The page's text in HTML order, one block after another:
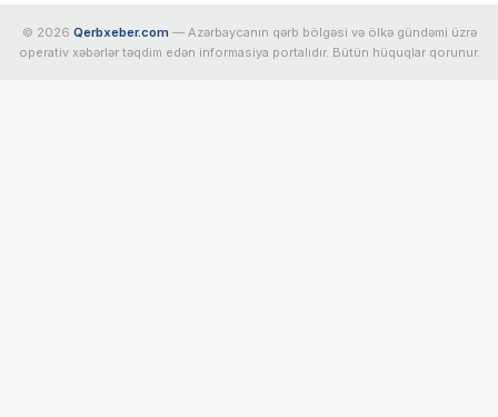
© 2026 Qerbxeber.com — Azərbaycanın qərb bölgəsi və ölkə gündəmi üzrə
operativ xəbərlər təqdim edən informasiya portalıdır. Bütün hüquqlar qorunur.